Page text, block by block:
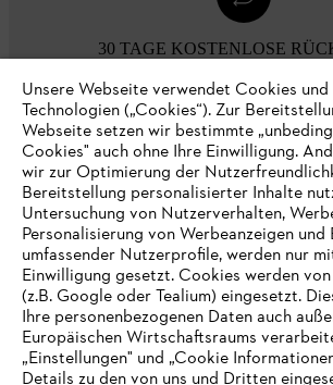
30 TAGE KOSTENLOSE
Zahlungsmöglichkeiten
Unternehmen
Unsere Webseite verwendet Cookies und
Technologien („Cookies“). Zur
Webseite setzen wir bestimmte
Cookies" auch ohne Ihre Einwilligung.
wir zur Optimierung der
Bereitstellung personalisierter Inhalte
Untersuchung von Nutzerverhalten,
Personalisierung von Werbeanzeigen und
umfassender Nutzerprofile, werden nur
Einwilligung gesetzt. Cookies werden
(z.B. Google oder Tealium) eingesetzt.
Ihre personenbezogenen Daten auch
Europäischen Wirtschaftsraums
„Einstellungen" und „Cookie
Details zu den von uns und Dritten